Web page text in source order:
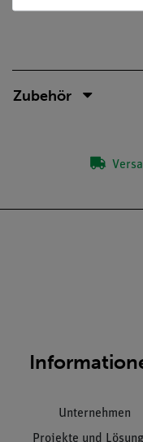
Zubehör
Unternehmen
Projekte und